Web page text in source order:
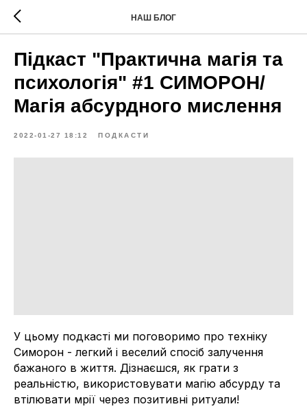
НАШ БЛОГ
Підкаст "Практична магія та
психологія" #1 СИМОРОН/
Магія абсурдного мислення
2022-01-27 18:12 ПОДКАСТИ
У цьому подкасті ми поговоримо про техніку
Симорон - легкий і веселий спосіб залучення
бажаного в життя. Дізнаєшся, як грати з
реальністю, використовувати магію абсурду та
втілювати мрії через позитивні ритуали!